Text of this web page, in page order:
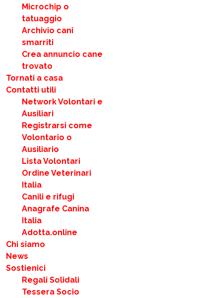
Microchip o
tatuaggio
Archivio cani
smarriti
Crea annuncio cane
trovato
Tornati a casa
Contatti utili
Network Volontari e
Ausiliari
Registrarsi come
Volontario o
Ausiliario
Lista Volontari
Ordine Veterinari
Italia
Canili e rifugi
Anagrafe Canina
Italia
Adotta.online
Chi siamo
News
Sostienici
Regali Solidali
Tessera Socio